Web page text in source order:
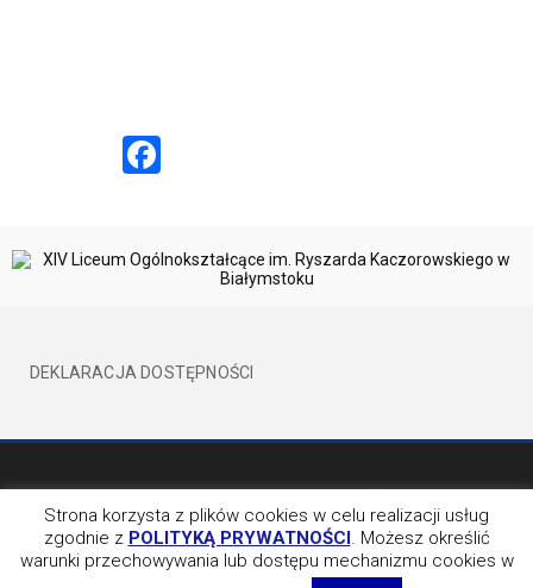
DEKLARACJA DOSTĘPNOŚCI
OBSERWUJ NAS NA
Strona korzysta z plików cookies w celu realizacji usług
zgodnie z POLITYKĄ PRYWATNOŚCI. Możesz określić
warunki przechowywania lub dostępu mechanizmu cookies w